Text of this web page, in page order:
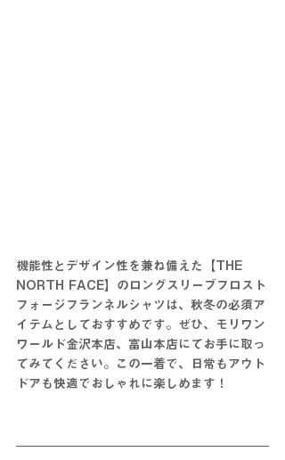
機能性とデザイン性を兼ね備えた【THE
NORTH FACE】のロングスリーブフロスト
フォージフランネルシャツは、秋冬の必須ア
イテムとしておすすめです。ぜひ、モリワン
ワールド金沢本店、富山本店にてお手に取っ
てみてください。この一着で、日常もアウト
ドアも快適でおしゃれに楽しめます！